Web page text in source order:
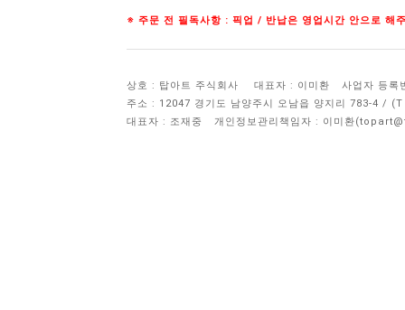
※ 주문 전 필독사항 : 픽업 / 반납은 영업시간 안으로 해
상호 : 탑아트 주식회사 대표자 : 이미환
사업자 등록
주소 : 12047 경기도 남양주시 오남읍 양지리 783-4 /
대표자 : 조재중
개인정보관리책임자 : 이미환